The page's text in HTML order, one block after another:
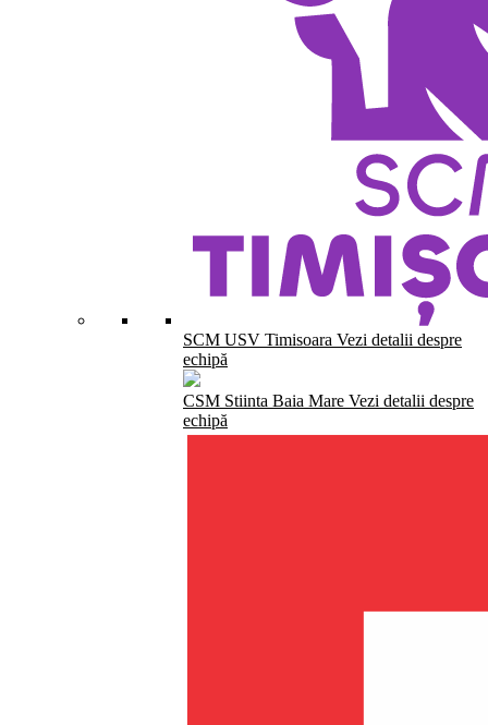
SCM USV Timisoara Vezi detalii despre
echipă
CSM Stiinta Baia Mare Vezi detalii despre
echipă